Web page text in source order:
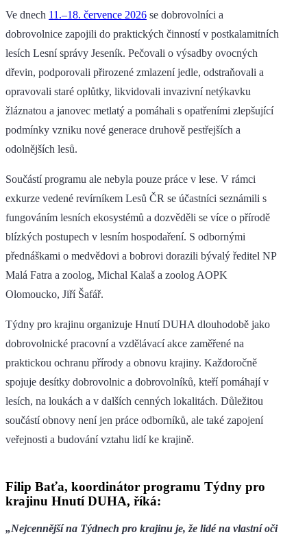
Ve dnech 11.–18. července 2026 se dobrovolníci a
dobrovolnice zapojili do praktických činností v postkalamitních
lesích Lesní správy Jeseník. Pečovali o výsadby ovocných
dřevin, podporovali přirozené zmlazení jedle, odstraňovali a
opravovali staré oplůtky, likvidovali invazivní netýkavku
žláznatou a janovec metlatý a pomáhali s opatřeními zlepšující
podmínky vzniku nové generace druhově pestřejších a
odolnějších lesů.
Součástí programu ale nebyla pouze práce v lese. V rámci
exkurze vedené revírníkem Lesů ČR se účastníci seznámili s
fungováním lesních ekosystémů a dozvěděli se více o přírodě
blízkých postupech v lesním hospodaření. S odbornými
přednáškami o medvědovi a bobrovi dorazili bývalý ředitel NP
Malá Fatra a zoolog, Michal Kalaš a zoolog AOPK
Olomoucko, Jiří Šafář.
Týdny pro krajinu organizuje Hnutí DUHA dlouhodobě jako
dobrovolnické pracovní a vzdělávací akce zaměřené na
praktickou ochranu přírody a obnovu krajiny. Každoročně
spojuje desítky dobrovolnic a dobrovolníků, kteří pomáhají v
lesích, na loukách a v dalších cenných lokalitách. Důležitou
součástí obnovy není jen práce odborníků, ale také zapojení
veřejnosti a budování vztahu lidí ke krajině.
Filip Baťa, koordinátor programu Týdny pro
krajinu Hnutí DUHA, říká:
„Nejcennější na Týdnech pro krajinu je, že lidé na vlastní oči